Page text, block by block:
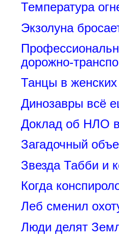
Температура
Экзолуна
дорожно-
Танцы в женских
Динозавры всё
Доклад об НЛО
Загадочный
Звезда Табби и
Когда
Леб сменил
Люди делят